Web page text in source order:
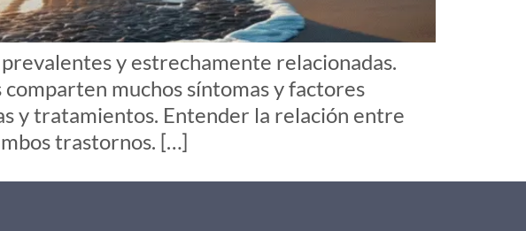
y estrechamente relacionadas.
muchos síntomas y factores
y tratamientos. Entender la relación entre
trastornos. […]